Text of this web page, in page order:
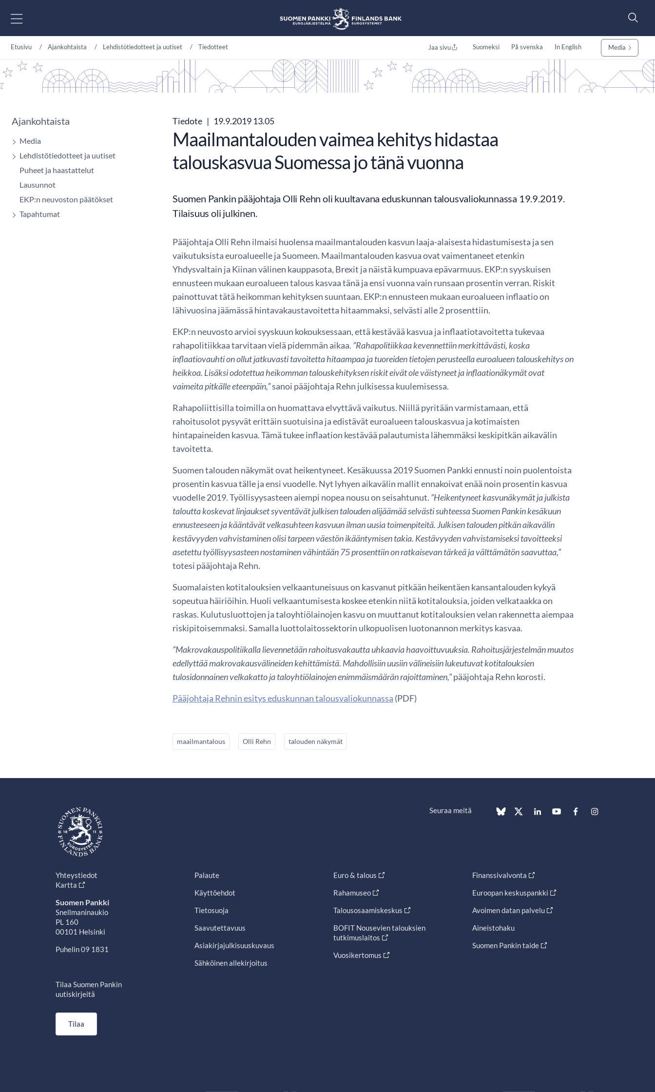
Etusivu Ajankohtaista Lehdistötiedotteet ja uutiset Tiedotteet Jaa sivu Suomeksi På svenska In English Media
Ajankohtaista
Media
Lehdistötiedotteet ja uutiset
Puheet ja haastattelut
Lausunnot
EKP:n neuvoston päätökset
Tapahtumat
Tiedote | 19.9.2019 13.05
Maailmantalouden vaimea kehitys hidastaa
talouskasvua Suomessa jo tänä vuonna
Suomen Pankin pääjohtaja Olli Rehn oli kuultavana eduskunnan talousvaliokunnassa 19.9.2019.
Tilaisuus oli julkinen.
Pääjohtaja Olli Rehn ilmaisi huolensa maailmantalouden kasvun laaja-alaisesta hidastumisesta ja sen
vaikutuksista euroalueelle ja Suomeen. Maailmantalouden kasvua ovat vaimentaneet etenkin
Yhdysvaltain ja Kiinan välinen kauppasota, Brexit ja näistä kumpuava epävarmuus. EKP:n syyskuisen
ennusteen mukaan euroalueen talous kasvaa tänä ja ensi vuonna vain runsaan prosentin verran. Riskit
painottuvat tätä heikomman kehityksen suuntaan. EKP:n ennusteen mukaan euroalueen inflaatio on
lähivuosina jäämässä hintavakaustavoitetta hitaammaksi, selvästi alle 2 prosenttiin.
EKP:n neuvosto arvioi syyskuun kokouksessaan, että kestävää kasvua ja inflaatiotavoitetta tukevaa
rahapolitiikkaa tarvitaan vielä pidemmän aikaa. ”Rahapolitiikkaa kevennettiin merkittävästi, koska
inflaatiovauhti on ollut jatkuvasti tavoitetta hitaampaa ja tuoreiden tietojen perusteella euroalueen talouskehitys on
heikkoa. Lisäksi odotettua heikomman talouskehityksen riskit eivät ole väistyneet ja inflaationäkymät ovat
vaimeita pitkälle eteenpäin,”sanoi pääjohtaja Rehn julkisessa kuulemisessa.
Rahapoliittisilla toimilla on huomattava elvyttävä vaikutus. Niillä pyritään varmistamaan, että
rahoitusolot pysyvät erittäin suotuisina ja edistävät euroalueen talouskasvua ja kotimaisten
hintapaineiden kasvua. Tämä tukee inflaation kestävää palautumista lähemmäksi keskipitkän aikavälin
tavoitetta.
Suomen talouden näkymät ovat heikentyneet. Kesäkuussa 2019 Suomen Pankki ennusti noin puolentoista
prosentin kasvua tälle ja ensi vuodelle. Nyt lyhyen aikavälin mallit ennakoivat enää noin prosentin kasvua
vuodelle 2019. Työllisyysasteen aiempi nopea nousu on seisahtunut. ”Heikentyneet kasvunäkymät ja julkista
taloutta koskevat linjaukset syventävät julkisen talouden alijäämää selvästi suhteessa Suomen Pankin kesäkuun
ennusteeseen ja kääntävät velkasuhteen kasvuun ilman uusia toimenpiteitä. Julkisen talouden pitkän aikavälin
kestävyyden vahvistaminen olisi tarpeen väestön ikääntymisen takia. Kestävyyden vahvistamiseksi tavoitteeksi
asetettu työllisyysasteen nostaminen vähintään 75 prosenttiin on ratkaisevan tärkeä ja välttämätön saavuttaa,”
totesi pääjohtaja Rehn.
Suomalaisten kotitalouksien velkaantuneisuus on kasvanut pitkään heikentäen kansantalouden kykyä
sopeutua häiriöihin. Huoli velkaantumisesta koskee etenkin niitä kotitalouksia, joiden velkataakka on
raskas. Kulutusluottojen ja taloyhtiölainojen kasvu on muuttanut kotitalouksien velan rakennetta aiempaa
riskipitoisemmaksi. Samalla luottolaitossektorin ulkopuolisen luotonannon merkitys kasvaa.
”Makrovakauspolitiikalla lievennetään rahoitusvakautta uhkaavia haavoittuvuuksia. Rahoitusjärjestelmän muutos
edellyttää makrovakausvälineiden kehittämistä. Mahdollisiin uusiin välineisiin lukeutuvat kotitalouksien
tulosidonnainen velkakatto ja taloyhtiölainojen enimmäismäärän rajoittaminen,”pääjohtaja Rehn korosti.
Pääjohtaja Rehnin esitys eduskunnan talousvaliokunnassa (PDF)
maailmantalous Olli Rehn talouden näkymät
Seuraa meitä
Yhteystiedot
Kartta
Suomen Pankki
Snellmaninaukio
PL 160
00101 Helsinki
Puhelin 09 1831
Tilaa Suomen Pankin
uutiskirjeitä
Tilaa
Palaute
Käyttöehdot
Tietosuoja
Saavutettavuus
Asiakirjajulkisuuskuvaus
Sähköinen allekirjoitus
Euro & talous
Rahamuseo
Talousosaamiskeskus
BOFIT Nousevien talouksien
tutkimuslaitos
Vuosikertomus
Finanssivalvonta
Euroopan keskuspankki
Avoimen datan palvelu
Aineistohaku
Suomen Pankin taide